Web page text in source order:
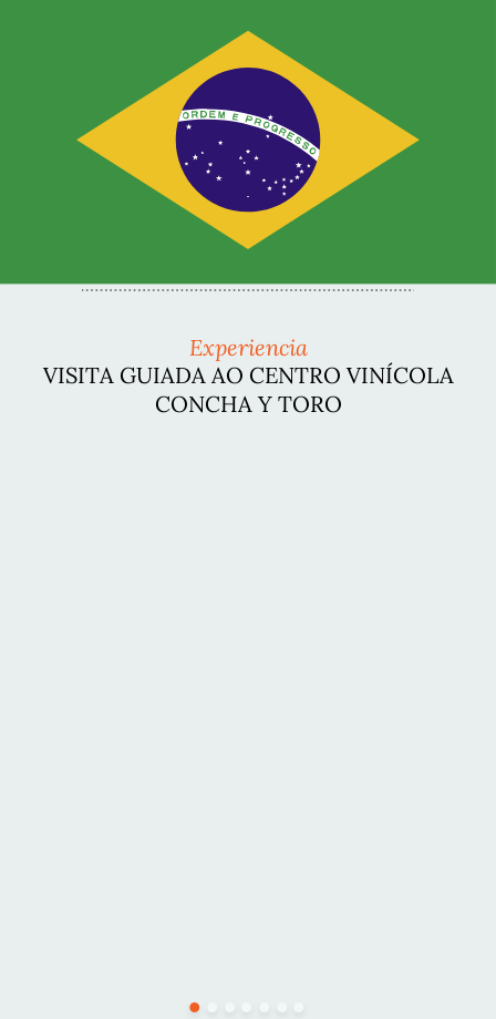
Experiencia
VISITA GUIADA AO CENTRO VINÍCOLA
CONCHA Y TORO